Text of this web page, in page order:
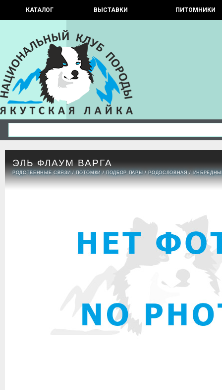
КАТАЛОГ ВЫСТАВКИ ПИТОМНИКИ
ЭЛЬ ФЛАУМ ВАРГА
РОДСТВЕННЫЕ СВЯЗИ /ПОТОМКИ /ПОДБОР ПАРЫ /РОДОСЛОВНАЯ /